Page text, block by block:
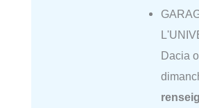
Dacia